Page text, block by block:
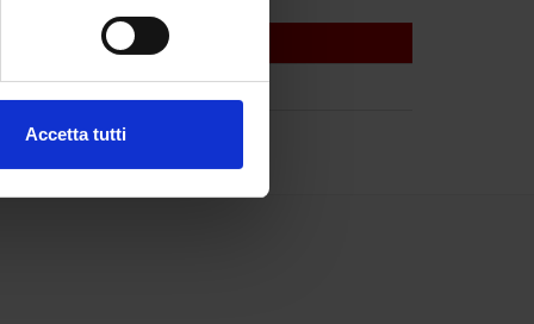
Accetta tutti